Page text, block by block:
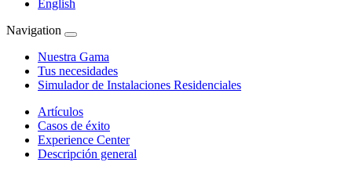
English
Navigation
Nuestra Gama
Tus necesidades
Simulador de Instalaciones Residenciales
Artículos
Casos de éxito
Experience Center
Descripción general